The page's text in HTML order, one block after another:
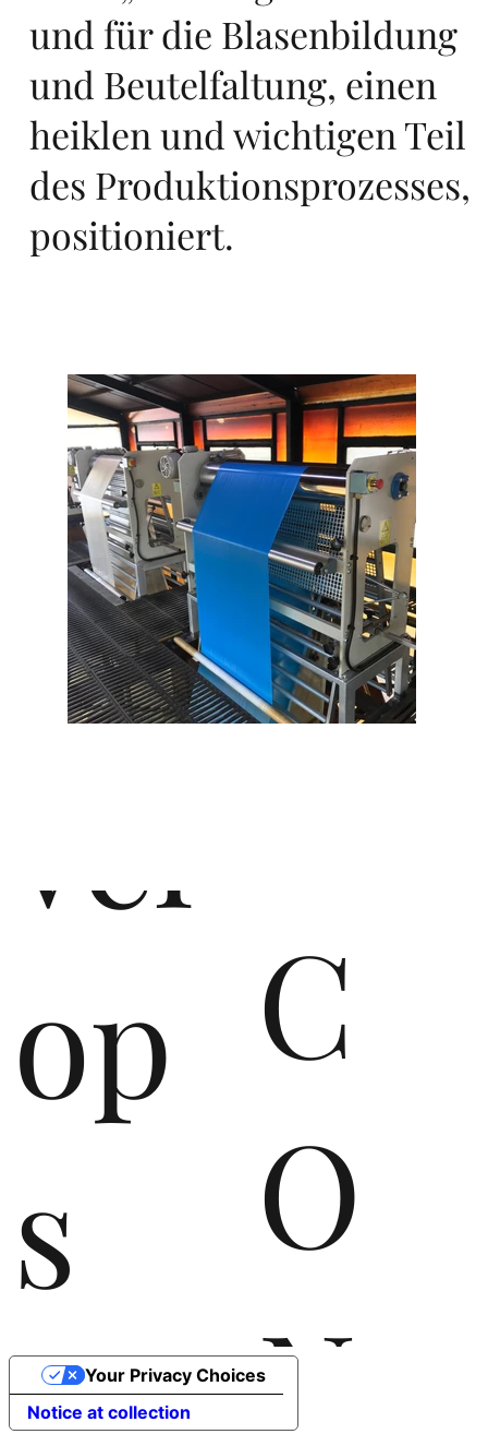
und für die Blasenbildung
und Beutelfaltung, einen
heiklen und wichtigen Teil
des Produktionsprozesses,
positioniert.
C
O
N
rts
an
d
de
vel
op
s
Notice at collection
Your Privacy Choices